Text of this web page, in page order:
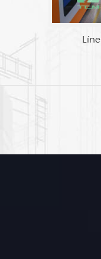
Área de